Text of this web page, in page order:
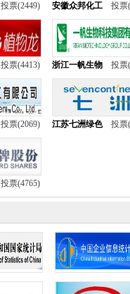
投票(2449) 安徽众邦化工 投票
投票(4413) 浙江一帆生物 投票
投票(2069) 江苏七洲绿色 投票
投票(4765)